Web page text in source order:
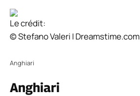
Le crédit:
© Stefano Valeri | Dreamstime.com
Anghiari
Anghiari